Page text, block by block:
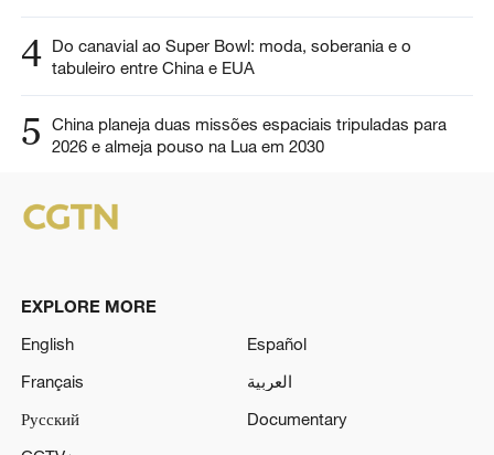
4 Do canavial ao Super Bowl: moda, soberania e o
tabuleiro entre China e EUA
5
China planeja duas missões espaciais tripuladas para
2026 e almeja pouso na Lua em 2030
EXPLORE MORE
English
Español
Français
العربية
Русский
Documentary